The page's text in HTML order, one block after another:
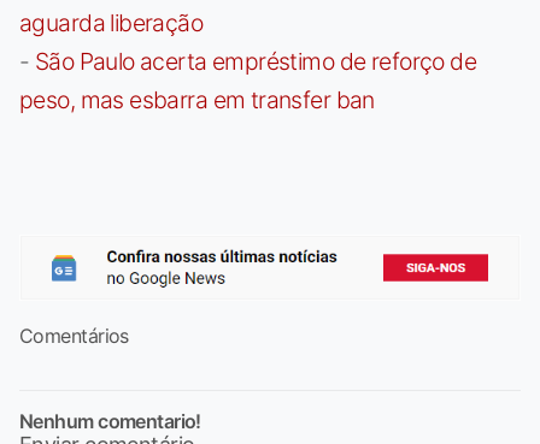
aguarda liberação
- São Paulo acerta empréstimo de reforço de
peso, mas esbarra em transfer ban
Comentários
Nenhum comentario!